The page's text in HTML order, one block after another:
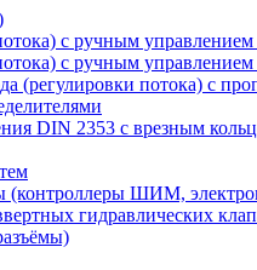
с ручным
с ручным
(регулировки потока) с
DIN 2353 с врезным
(контроллеры ШИМ,
гидравлических